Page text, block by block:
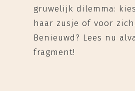
gruwelijk dilemma:
haar zusje of voor
Benieuwd? Lees nu
fragment!